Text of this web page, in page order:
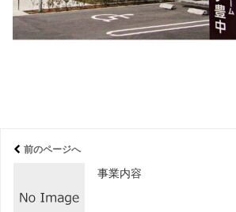
前のページへ
事業内容